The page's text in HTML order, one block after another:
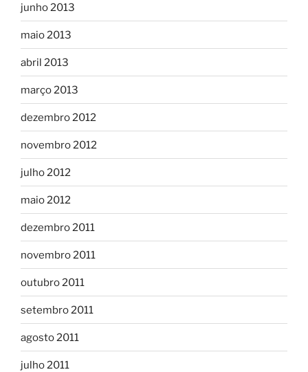
junho 2013
maio 2013
abril 2013
março 2013
dezembro 2012
novembro 2012
julho 2012
maio 2012
dezembro 2011
novembro 2011
outubro 2011
setembro 2011
agosto 2011
julho 2011